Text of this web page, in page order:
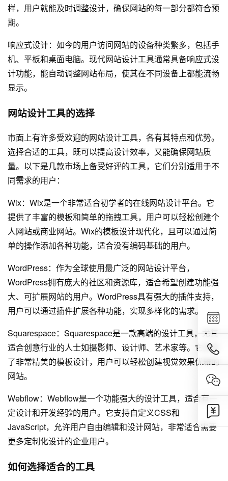
样，用户就能及时调整设计，确保网站的每一部分都符合预
期。
响应式设计：如今的用户访问网站的设备种类繁多，包括手
机、平板和桌面电脑。现代网站设计工具通常具备响应式设
计功能，能自动调整网站布局，使其在不同设备上都能流畅
显示。
网站设计工具的选择
市面上有许多受欢迎的网站设计工具，各有其特点和优势。
选择合适的工具，既可以提高设计效率，又能确保网站质
量。以下是几款市场上备受好评的工具，它们分别适用于不
同需求的用户：
Wix：Wix是一个非常适合初学者的在线网站设计平台。它
提供了丰富的模板和简单的拖拽工具，用户可以轻松创建个
人网站或商业网站。Wix的模板设计现代化，且可以通过简
单的操作添加各种功能，适合没有编码基础的用户。
WordPress：作为全球使用最广泛的网站设计平台，
WordPress拥有庞大的社区和资源库，适合希望创建功能强
大、可扩展网站的用户。WordPress具有强大的插件支持，
用户可以通过插件扩展各种功能，实现多样化的需求。
Squarespace：Squarespace是一款高端的设计工具，尤其
适合创意行业的人士如摄影师、设计师、艺术家等。它提供
了非常精美的模板设计，用户可以轻松创建视觉效果优雅的
网站。
Webflow：Webflow是一个功能强大的设计工具，适合有一
定设计和开发经验的用户。它支持自定义CSS和
JavaScript，允许用户自由编辑和设计网站，非常适合需要
更多定制化设计的企业用户。
如何选择适合的工具